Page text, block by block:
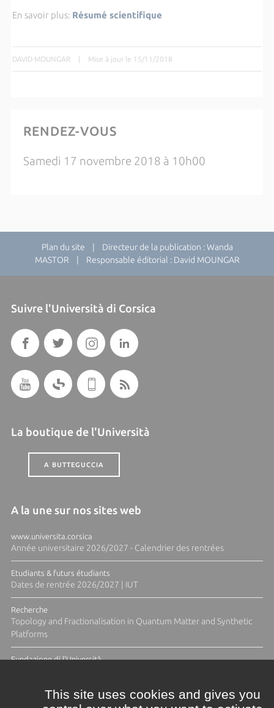
En savoir plus: Résumé scientifique
DAVID MOUNGAR | Mise à jour le 15/11/2018
RENDEZ-VOUS
Samedi 17 novembre 2018 à 10h00
Plan du site | Directeur de la publication : Wanda
MASTOR | Responsable éditorial : David MOUNGAR
Suivre l'Università di Corsica
La boutique de l'Università
A BUTTEGUCCIA
A la une sur nos sites web
www.universita.corsica
Année universitaire 2026/2027 - Calendrier des rentrées
Etudiants & futurs étudiants
Dates de rentrée 2026/2027 | IUT
Recherche
Topology and Fractionalisation in Quantum Matter and Synthetic
Platforms
Fundazione di l'Università
This site uses cookies and gives you